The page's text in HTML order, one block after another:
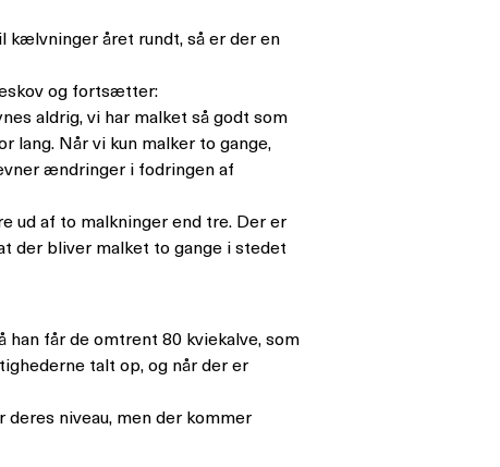
året rundt, så er der en
og fortsætter:
aldrig, vi har malket så godt som
lang. Når vi kun malker to gange,
ændringer i fodringen af
ud af to malkninger end tre. Der er
der bliver malket to gange i stedet
får de omtrent 80 kviekalve, som
talt op, og når der er
niveau, men der kommer